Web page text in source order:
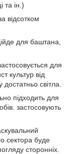
та ін.)
відсотком
для баштана,
для
культур від
світла.
підходить для
застосовують
сектора буде
сторонніх.